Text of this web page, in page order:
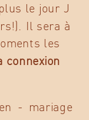
le jour J
Il sera à
les
connexion